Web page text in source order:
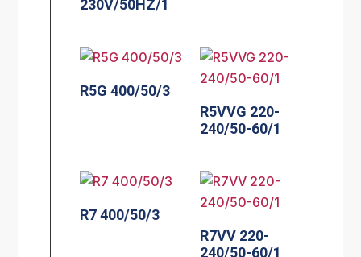
230V/50HZ/1
R5G 400/50/3
R5VVG 220-
240/50-60/1
R7 400/50/3
R7VV 220-
240/50-60/1